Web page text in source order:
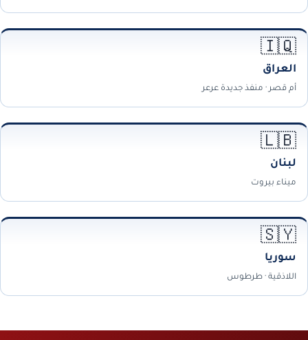
🇮🇶
العراق
أم قصر · منفذ جديدة عرعر
🇱🇧
لبنان
ميناء بيروت
🇸🇾
سوريا
اللاذقية · طرطوس